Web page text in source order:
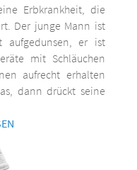
Erbkrankheit, die
Der junge Mann ist
aufgedunsen, er ist
mit Schläuchen
aufrecht erhalten
dann drückt seine